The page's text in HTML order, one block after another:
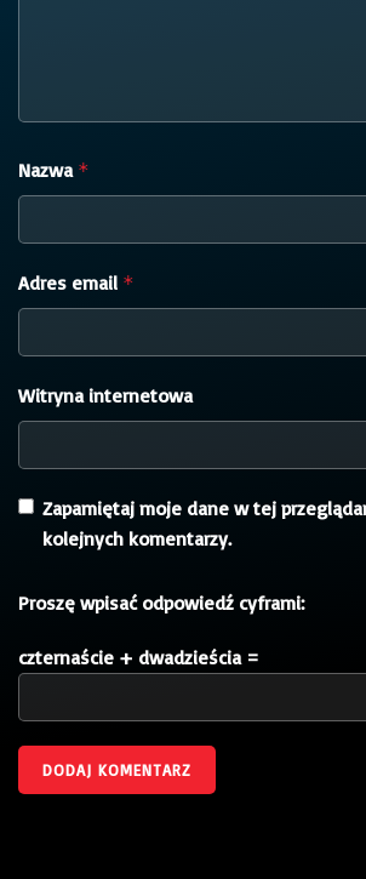
Nazwa *
Adres email *
Witryna internetowa
Zapamiętaj moje dane w tej
kolejnych komentarzy.
Proszę wpisać odpowiedź cyframi:
czternaście + dwadzieścia =